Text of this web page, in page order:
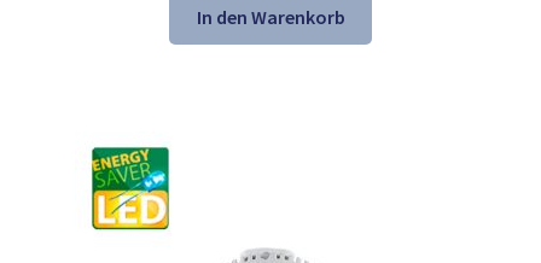
war:
21,61 €
ist:
13,98 €.
In den Warenkorb